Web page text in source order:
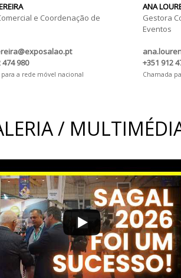
e Coordenação de
474 980
a rede móvel nacional
ANA
Gestora
Eventos
+351 912
Chamada
/